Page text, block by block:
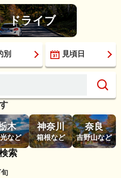
ドライブ
別 見頃日
木
など
神奈川
箱根など
奈良
吉野山など
索